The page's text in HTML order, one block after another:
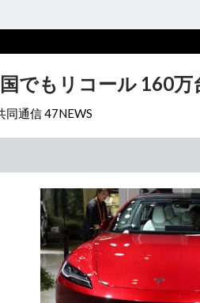
でもリコール 160
同通信 47NEWS